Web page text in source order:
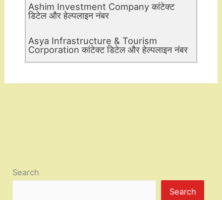
Ashim Investment Company कांटेक्ट
डिटेल और हेल्पलाइन नंबर
Asya Infrastructure & Tourism
Corporation कांटेक्ट डिटेल और हेल्पलाइन नंबर
Search
Search